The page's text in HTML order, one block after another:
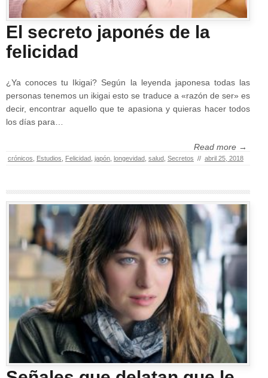
El secreto japonés de la
felicidad
¿Ya conoces tu Ikigai? Según la leyenda japonesa todas las
personas tenemos un ikigai esto se traduce a «razón de ser» es
decir, encontrar aquello que te apasiona y quieras hacer todos
los días para…
Read more →
crónicos Estudios Felicidad japón longevidad salud Secretos // abril 25, 2018